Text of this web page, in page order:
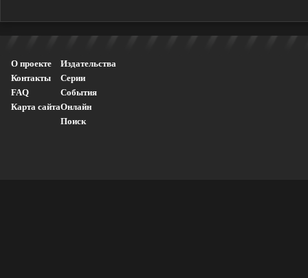
О проекте
Контакты
FAQ
Карта сайта
Издательства
Серии
События
Онлайн
Поиск